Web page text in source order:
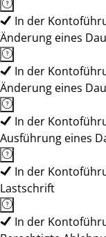
In der
Änderung eines
In der
Änderung eines
In der
Ausführung eines
In der
Lastschrift
In der